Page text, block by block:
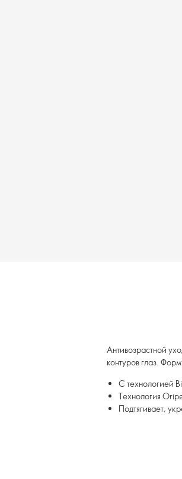
Антивозрастной
контуров глаз.
С технологией
Технология
Подтягивает,